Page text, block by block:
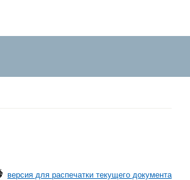
версия для распечатки текущего документа